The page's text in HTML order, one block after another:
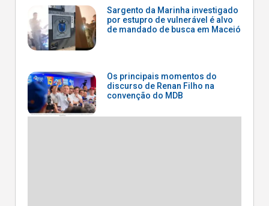
Sargento da Marinha investigado
por estupro de vulnerável é alvo
de mandado de busca em Maceió
Os principais momentos do
discurso de Renan Filho na
convenção do MDB